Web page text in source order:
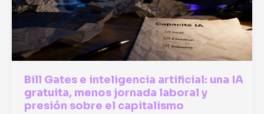
Bill Gates e inteligencia artificial: una IA
gratuita, menos jornada laboral y
presión sobre el capitalismo